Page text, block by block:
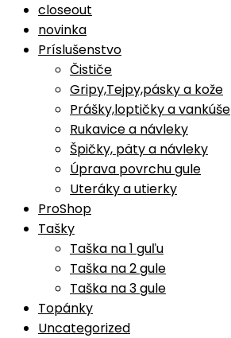
closeout
novinka
Príslušenstvo
Čističe
Gripy,Tejpy,pásky a kože
Prášky,loptičky a vankúše
Rukavice a návleky
Špičky, päty a návleky
Úprava povrchu gule
Uteráky a utierky
ProShop
Tašky
Taška na 1 guľu
Taška na 2 gule
Taška na 3 gule
Topánky
Uncategorized